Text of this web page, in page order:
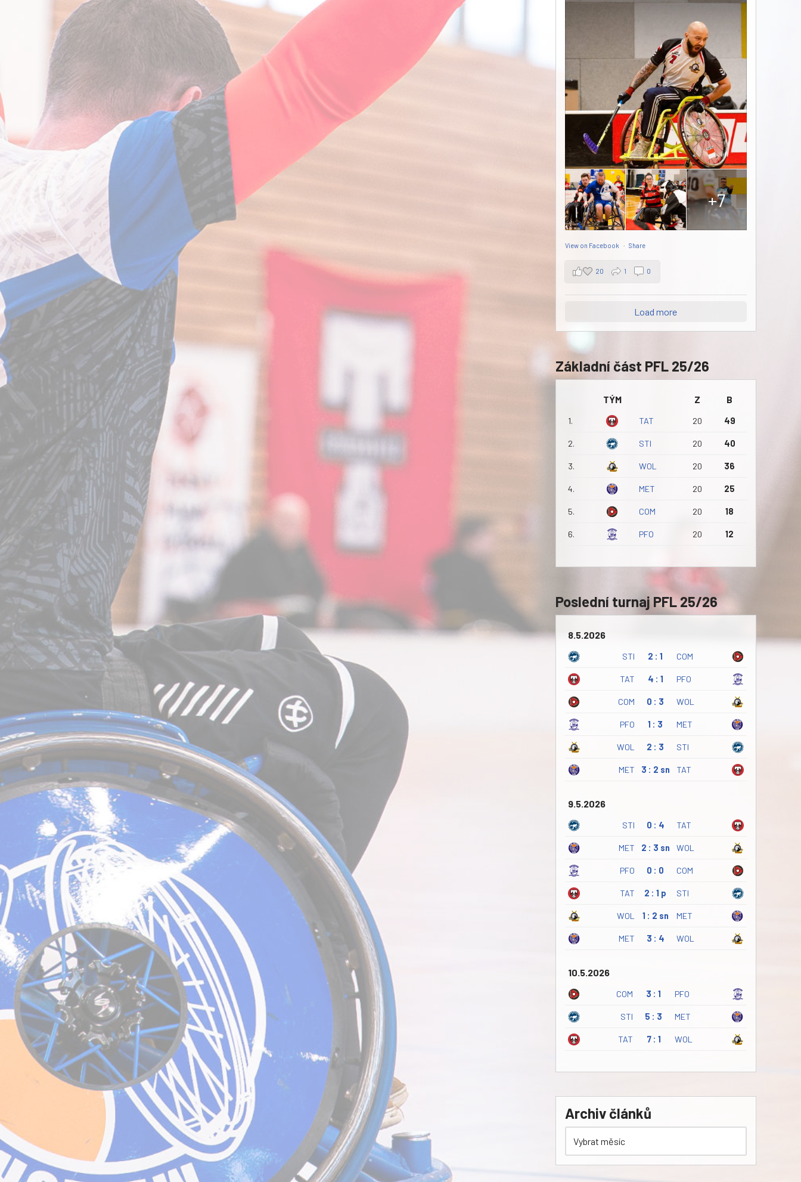
+7
View on Facebook · Share
20 1 0
Load more
Základní část PFL 25/26
TÝM Z B
1. TAT 20 49
2. STI 20 40
3. WOL 20 36
4. MET 20 25
5. COM 20 18
6. PFO 20 12
Poslední turnaj PFL 25/26
8.5.2026
STI 2 : 1 COM
TAT 4 : 1 PFO
COM 0 : 3 WOL
PFO 1 : 3 MET
WOL 2 : 3 STI
MET 3 : 2 sn TAT
9.5.2026
STI 0 : 4 TAT
MET 2 : 3 sn WOL
PFO 0 : 0 COM
TAT 2 : 1 p STI
WOL 1 : 2 sn MET
MET 3 : 4 WOL
10.5.2026
COM 3 : 1 PFO
STI 5 : 3 MET
TAT 7 : 1 WOL
Archiv článků